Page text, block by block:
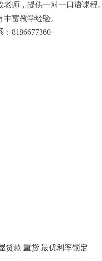
老师，提供一对一口语课
富教学经验。
8186677360